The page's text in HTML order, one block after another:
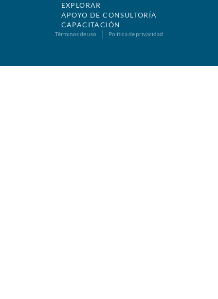
EXPLORAR
APOYO DE CONSULTORÍA
CAPACITACIÓN
Términos de uso Política de privacidad